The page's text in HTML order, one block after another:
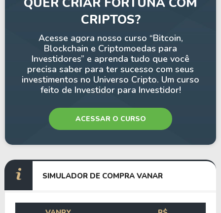
CRIPTOS?
Acesse agora nosso curso “Bitcoin,
Blockchain e Criptomoedas para
Investidores” e aprenda tudo que você
precisa saber para ter sucesso com seus
investimentos no Universo Cripto. Um curso
feito de Investidor para Investidor!
ACESSAR O CURSO
SIMULADOR DE COMPRA VANAR